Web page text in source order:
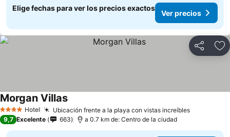
Elige fechas para ver los precios exactos
Ver precios
Compartir
4 EstrellasHotel Ubicación frente a la playa con vistas increíbles
Morgan Villas
9,7 Excelente 663 a 0.7 km de: Centro de la ciudad